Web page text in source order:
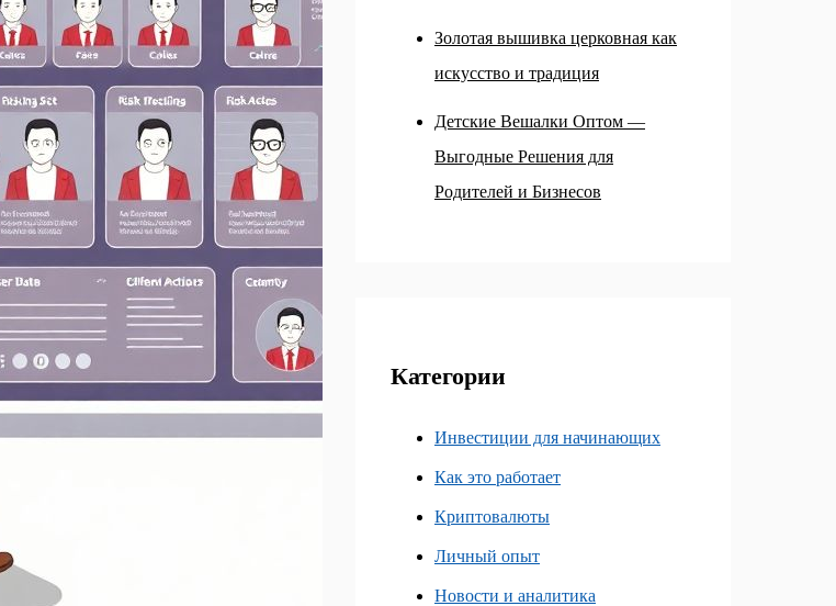
Золотая вышивка церковная как
искусство и традиция
Детские Вешалки Оптом —
Выгодные Решения для
Родителей и Бизнесов
Категории
Инвестиции для начинающих
Как это работает
Криптовалюты
Личный опыт
Новости и аналитика